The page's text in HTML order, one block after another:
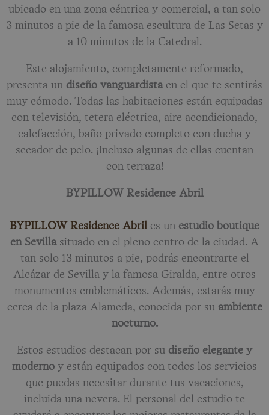
ubicado en una zona céntrica y comercial, a tan solo
3 minutos a pie de la famosa escultura de Las Setas y
a 10 minutos de la Catedral.
Este alojamiento, completamente reformado,
presenta un diseño vanguardista en el que te sentirás
muy cómodo. Todas las habitaciones están equipadas
con televisión, tetera eléctrica, aire acondicionado,
calefacción, baño privado completo con ducha y
secador de pelo. ¡Incluso algunas de ellas cuentan
con terraza!
BYPILLOW Residence Abril
BYPILLOW Residence Abril es un estudio boutique
en Sevilla situado en el pleno centro de la ciudad. A
tan solo 13 minutos a pie, podrás encontrarte el
Alcázar de Sevilla y la famosa Giralda, entre otros
monumentos emblemáticos. Además, estarás muy
cerca de la plaza Alameda, conocida por suambiente
nocturno.
Estos estudios destacan por su diseño elegante y
moderno y están equipados con todos los servicios
que puedas necesitar durante tus vacaciones,
incluida una nevera. El personal del estudio te